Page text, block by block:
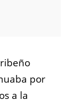
por
a la